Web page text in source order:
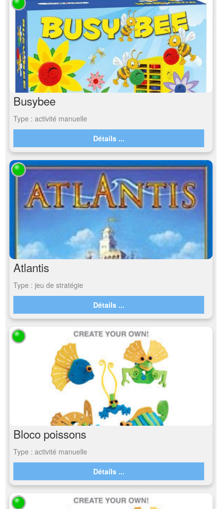
Busybee
Type : activité manuelle
Détails ...
Atlantis
Type : jeu de stratégie
Détails ...
Bloco poissons
Type : activité manuelle
Détails ...